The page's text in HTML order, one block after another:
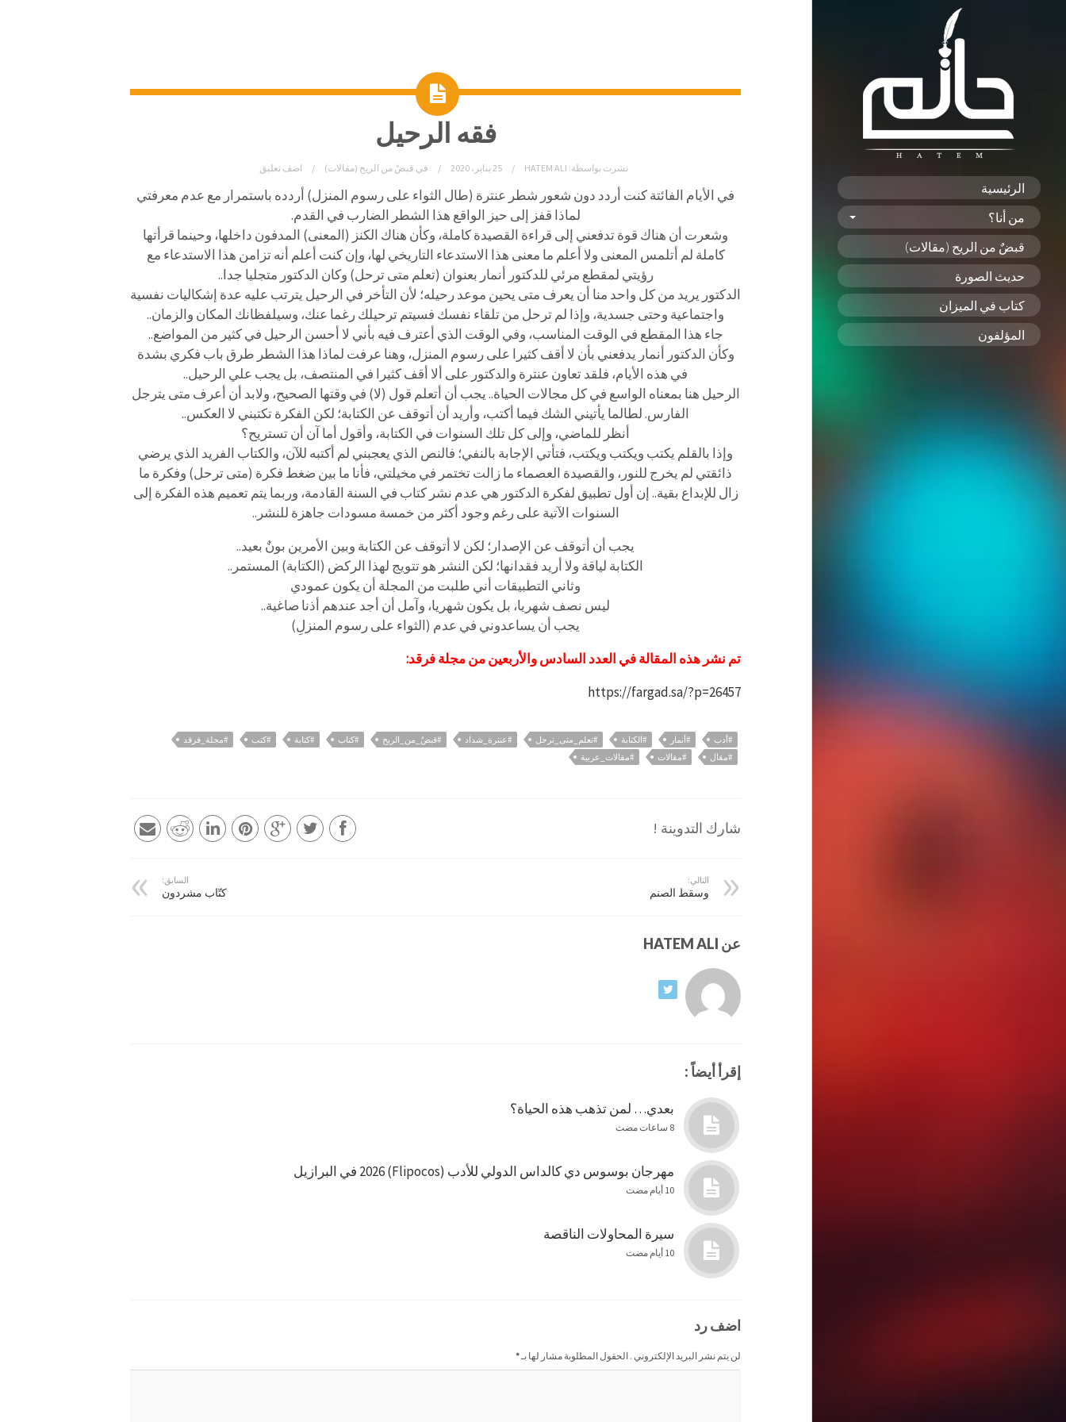
الرئيسية
من أنا؟
قبضٌ من الريح (مقالات)
حديث الصورة
كتاب في الميزان
المؤلفون
فقه الرحيل
نشرت بواسطة: HATEM ALI 25 يناير، 2020 في قبضٌ من الريح (مقالات) اضف تعليق
في الأيام الفائتة كنت أردد دون شعور شطر عنترة (طال الثواء على رسوم المنزل) أردده باستمرار مع عدم معرفتي
لماذا قفز إلى حيز الواقع هذا الشطر الضارب في القدم.
وشعرت أن هناك قوة تدفعني إلى قراءة القصيدة كاملة، وكأن هناك الكنز (المعنى) المدفون داخلها، وحينما قرأتها
كاملة لم أتلمس المعنى ولا أعلم ما معنى هذا الاستدعاء التاريخي لها، وإن كنت أعلم أنه تزامن هذا الاستدعاء مع
رؤيتي لمقطع مرئي للدكتور أنمار بعنوان (تعلم متى ترحل) وكان الدكتور متجليا جدا..
الدكتور يريد من كل واحد منا أن يعرف متى يحين موعد رحيله؛ لأن التأخر في الرحيل يترتب عليه عدة إشكاليات نفسية
واجتماعية وحتى جسدية، وإذا لم ترحل من تلقاء نفسك فسيتم ترحيلك رغما عنك، وسيلفظانك المكان والزمان..
جاء هذا المقطع في الوقت المناسب، وفي الوقت الذي أعترف فيه بأني لا أحسن الرحيل في كثير من المواضع..
وكأن الدكتور أنمار يدفعني بأن لا أقف كثيرا على رسوم المنزل، وهنا عرفت لماذا هذا الشطر طرق باب فكري بشدة
في هذه الأيام، فلقد تعاون عنترة والدكتور على ألا أقف كثيرا في المنتصف، بل يجب علي الرحيل..
الرحيل هنا بمعناه الواسع في كل مجالات الحياة.. يجب أن أتعلم قول (لا) في وقتها الصحيح، ولابد أن أعرف متى يترجل
الفارس. لطالما يأتيني الشك فيما أكتب، وأريد أن أتوقف عن الكتابة؛ لكن الفكرة تكتبني لا العكس..
أنظر للماضي، وإلى كل تلك السنوات في الكتابة، وأقول أما آن أن تستريح؟
وإذا بالقلم يكتب ويكتب ويكتب، فتأتي الإجابة بالنفي؛ فالنص الذي يعجبني لم أكتبه للآن، والكتاب الفريد الذي يرضي
ذائقتي لم يخرج للنور، والقصيدة العصماء ما زالت تختمر في مخيلتي، فأنا ما بين ضغط فكرة (متى ترحل) وفكرة ما
زال للإبداع بقية.. إن أول تطبيق لفكرة الدكتور هي عدم نشر كتاب في السنة القادمة، وربما يتم تعميم هذه الفكرة إلى
السنوات الآتية على رغم وجود أكثر من خمسة مسودات جاهزة للنشر..
يجب أن أتوقف عن الإصدار؛ لكن لا أتوقف عن الكتابة وبين الأمرين بونٌ بعيد..
الكتابة لياقة ولا أريد فقدانها؛ لكن النشر هو تتويج لهذا الركض (الكتابة) المستمر..
وثاني التطبيقات أني طلبت من المجلة أن يكون عمودي
ليس نصف شهريا، بل يكون شهريا، وآمل أن أجد عندهم أذنا صاغية..
يجب أن يساعدوني في عدم (الثواء على رسوم المنزلِ)
تم نشر هذه المقالة في العدد السادس والأربعين من مجلة فرقد:
https://fargad.sa/?p=26457
#أدب #أنمار #الكتابة #تعلم_متى_ترحل #عنترة_شداد #قبضٌ_من_الريح #كتاب #كتابة #كتب
#مجلة_فرقد
#مقال
#مقالات #مقالات_عربية
شارك التدوينة !
السابق:
كتّاب مشردون
التالي:
وسقط الصنم
عن HATEM ALI
إقرأ أيضاً :
بعدي… لمن تذهب هذه الحياة؟
8 ساعات مضت
مهرجان بوسوس دي كالداس الدولي للأدب (Flipocos) 2026 في البرازيل
10 أيام مضت
سيرة المحاولات الناقصة
10 أيام مضت
اضف رد
لن يتم نشر البريد الإلكتروني . الحقول المطلوبة مشار لها بـ*